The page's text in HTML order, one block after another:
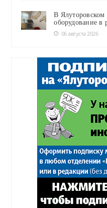
В Ялуторовском
оборудование в
06 августа 2026